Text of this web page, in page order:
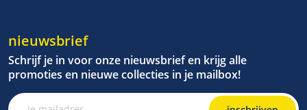
nieuwsbrief
Schrijf je in voor onze nieuwsbrief en krijg alle
promoties en nieuwe collecties in je mailbox!